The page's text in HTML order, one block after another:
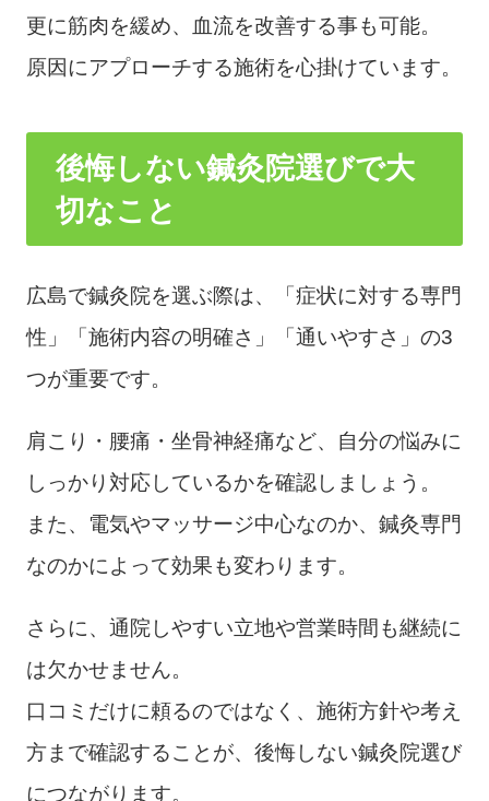
更に筋肉を緩め、血流を改善する事も可能。
原因にアプローチする施術を心掛けています。
後悔しない鍼灸院選びで大
切なこと
広島で鍼灸院を選ぶ際は、「症状に対する専門
性」「施術内容の明確さ」「通いやすさ」の3
つが重要です。
肩こり・腰痛・坐骨神経痛など、自分の悩みに
しっかり対応しているかを確認しましょう。
また、電気やマッサージ中心なのか、鍼灸専門
なのかによって効果も変わります。
さらに、通院しやすい立地や営業時間も継続に
は欠かせません。
口コミだけに頼るのではなく、施術方針や考え
方まで確認することが、後悔しない鍼灸院選び
につながります。